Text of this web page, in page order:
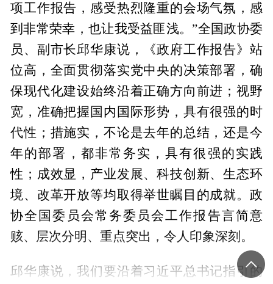
项工作报告，感受热烈隆重的会场气氛，感
到非常荣幸，也让我受益匪浅。”全国政协委
员、副市长邱华康说，《政府工作报告》站
位高，全面贯彻落实党中央的决策部署，确
保现代化建设始终沿着正确方向前进；视野
宽，准确把握国内国际形势，具有很强的时
代性；措施实，不论是去年的总结，还是今
年的部署，都非常务实，具有很强的实践
性；成效显，产业发展、科技创新、生态环
境、改革开放等均取得举世瞩目的成就。政
协全国委员会常务委员会工作报告言简意
赅、层次分明、重点突出，令人印象深刻。
邱华康说，我们要沿着习近平总书记指引的